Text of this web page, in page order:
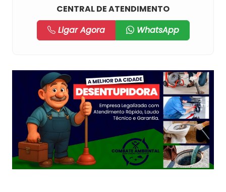
CENTRAL DE ATENDIMENTO
Ligar Agora
WhatsApp